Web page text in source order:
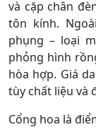
và cặp chân
tôn kính.
phụng – loại
phỏng hình
hòa hợp. Giá
tùy chất liệu và
Cổng hoa là